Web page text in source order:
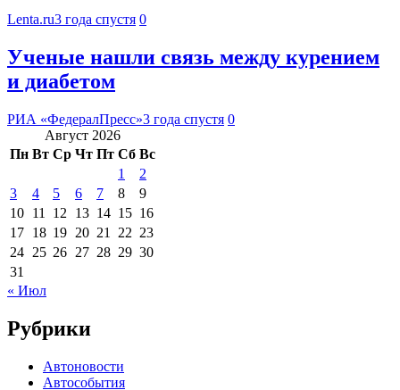
Lenta.ru3 года спустя 0
Ученые нашли связь между курением
и диабетом
РИА «ФедералПресс»3 года спустя 0
Август 2026
Пн Вт Ср Чт Пт Сб Вс
1
2
3
4 5 6 7 8
9
10 11 12 13 14 15 16
17 18 19 20 21 22 23
24 25 26 27 28 29 30
31
« Июл
Рубрики
Автоновости
Автособытия